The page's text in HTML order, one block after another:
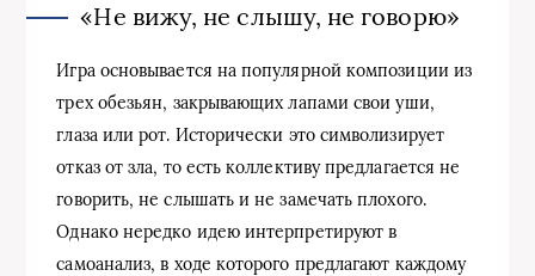
«Не вижу, не слышу, не говорю»
Игра основывается на популярной композиции из
трех обезьян, закрывающих лапами свои уши,
глаза или рот. Исторически это символизирует
отказ от зла, то есть коллективу предлагается не
говорить, не слышать и не замечать плохого.
Однако нередко идею интерпретируют в
самоанализ, в ходе которого предлагают каждому